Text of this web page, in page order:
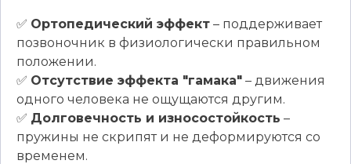
✅ Ортопедический эффект – поддерживает
позвоночник в физиологически правильном
положении.
✅ Отсутствие эффекта "гамака" – движения
одного человека не ощущаются другим.
✅ Долговечность и износостойкость –
пружины не скрипят и не деформируются со
временем.